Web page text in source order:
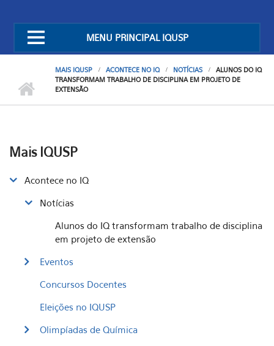
MENU PRINCIPAL IQUSP
MAIS IQUSP ACONTECE NO IQ NOTÍCIAS
ALUNOS DO IQ
TRANSFORMAM TRABALHO DE DISCIPLINA EM PROJETO DE
EXTENSÃO
Mais IQUSP
Acontece no IQ
Notícias
Alunos do IQ transformam trabalho de disciplina
em projeto de extensão
Eventos
Concursos Docentes
Eleições no IQUSP
Olimpíadas de Química